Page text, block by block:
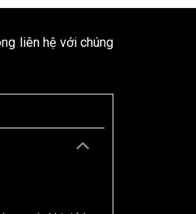
liên hệ với chúng